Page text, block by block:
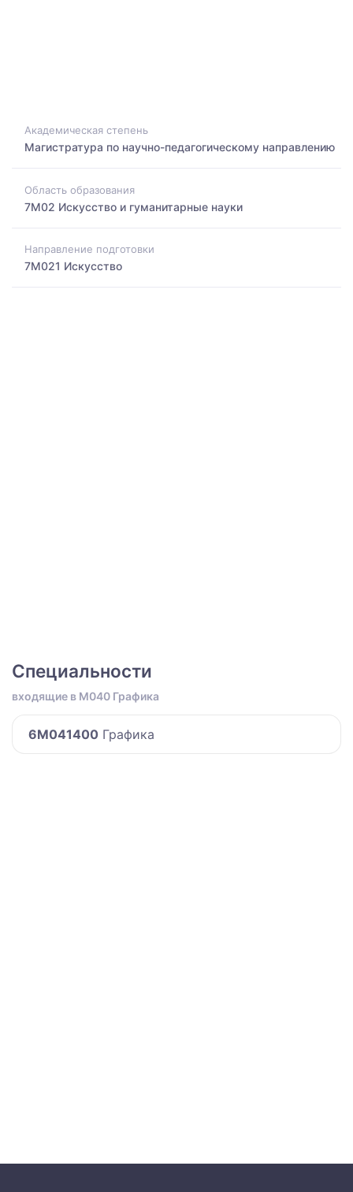
Академическая степень
Магистратура по научно-педагогическому направлению
Область образования
7M02 Искусство и гуманитарные науки
Направление подготовки
7M021 Искусство
Специальности
входящие в M040 Графика
6M041400 Графика